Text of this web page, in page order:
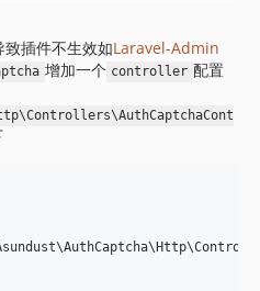
插件不生效如Laravel-Admin
增加一个 controller 配置